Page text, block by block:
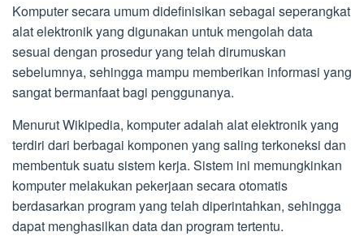
Komputer secara umum didefinisikan sebagai seperangkat
alat elektronik yang digunakan untuk mengolah data
sesuai dengan prosedur yang telah dirumuskan
sebelumnya, sehingga mampu memberikan informasi yang
sangat bermanfaat bagi penggunanya.
Menurut Wikipedia, komputer adalah alat elektronik yang
terdiri dari berbagai komponen yang saling terkoneksi dan
membentuk suatu sistem kerja. Sistem ini memungkinkan
komputer melakukan pekerjaan secara otomatis
berdasarkan program yang telah diperintahkan, sehingga
dapat menghasilkan data dan program tertentu.